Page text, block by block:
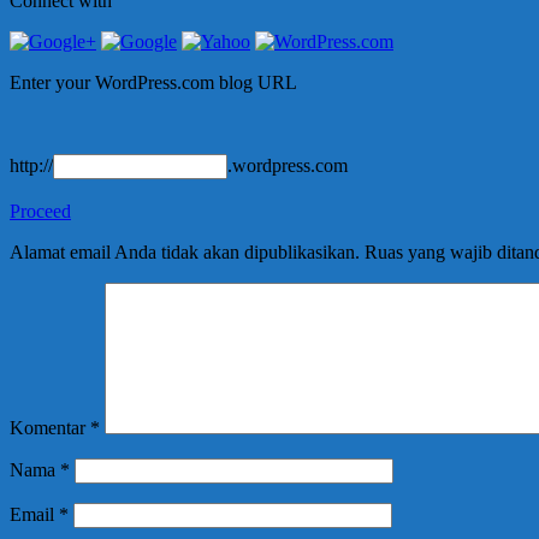
Enter your WordPress.com blog URL
http:// .wordpress.com
Proceed
Alamat email Anda tidak akan dipublikasikan. Ruas yang wajib
Komentar *
Nama *
Email *